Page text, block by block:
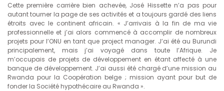
Cette première carrière bien achevée, José Hissette n’a pas pour
autant tourner la page de ses activités et a toujours gardé des liens
étroits avec le continent africain. « J’arrivais à la fin de ma vie
professionnelle et j’ai alors commencé à accomplir de nombreux
projets pour l’ONU en tant que project manager. J’ai été au Burundi
principalement, mais j’ai voyagé dans toute l’Afrique. Je
m’occupais de projets de développement en étant affecté à une
banque de développement. J’ai aussi été chargé d’une mission au
Rwanda pour la Coopération belge ; mission ayant pour but de
fonder la Société hypothécaire au Rwanda ».